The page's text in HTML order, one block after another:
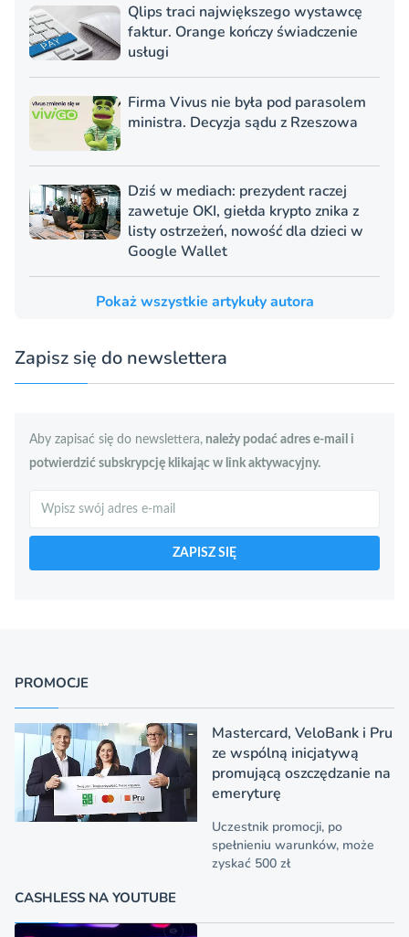
Qlips traci największego wystawcę
faktur. Orange kończy świadczenie
usługi
Firma Vivus nie była pod parasolem
ministra. Decyzja sądu z Rzeszowa
Dziś w mediach: prezydent raczej
zawetuje OKI, giełda krypto znika z
listy ostrzeżeń, nowość dla dzieci w
Google Wallet
Pokaż wszystkie artykuły autora
Zapisz się do newslettera
Aby zapisać się do newslettera, należy podać adres e-mail i
potwierdzić subskrypcję klikając w link aktywacyjny.
ZAPISZ SIĘ
PROMOCJE
Mastercard, VeloBank i Pru
ze wspólną inicjatywą
promującą oszczędzanie na
emeryturę
Uczestnik promocji, po
spełnieniu warunków, może
zyskać 500 zł
CASHLESS NA YOUTUBE